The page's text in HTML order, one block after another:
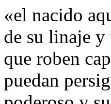
«el nacido
de su linaje
que roben
puedan